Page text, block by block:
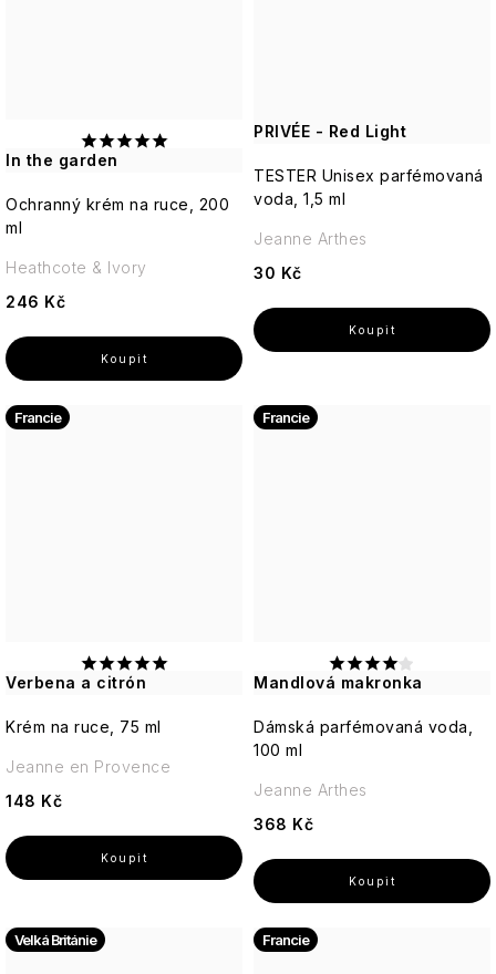
In the garden
Ochranný krém na ruce, 200
ml
246 Kč
Heathcote & Ivory
PRIVÉE - Red Light
TESTER Unisex parfémovaná
voda, 1,5 ml
30 Kč
Jeanne Arthes
Verbena a citrón
Francie
Krém na ruce, 75 ml
148 Kč
Jeanne en Provence
Mandlová makronka
Francie
Dámská parfémovaná voda,
100 ml
368 Kč
Jeanne Arthes
Velká Británie Francie